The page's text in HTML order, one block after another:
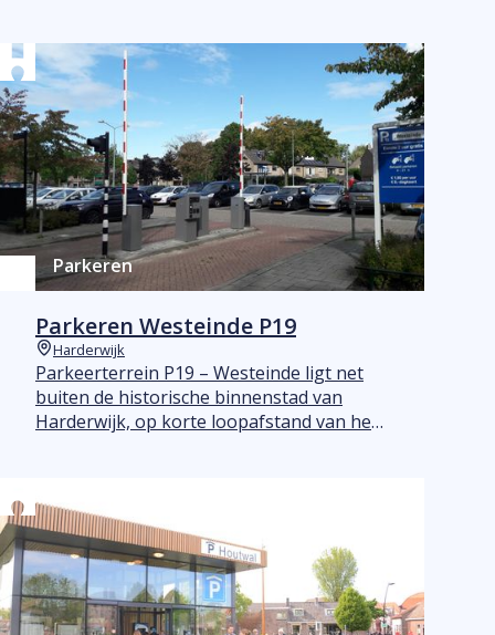
Parkeren
Parkeren Westeinde P19
Plaats
Harderwijk
Parkeerterrein P19 – Westeinde ligt net
buiten de historische binnenstad van
Harderwijk, op korte loopafstand van het